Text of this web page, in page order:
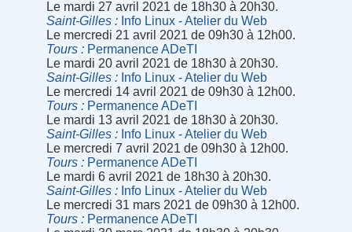
Le mardi 27 avril 2021 de 18h30 à 20h30.
Saint-Gilles
Info Linux - Atelier du Web
Le mercredi 21 avril 2021 de 09h30 à 12h00.
Tours
Permanence ADeTI
Le mardi 20 avril 2021 de 18h30 à 20h30.
Saint-Gilles
Info Linux - Atelier du Web
Le mercredi 14 avril 2021 de 09h30 à 12h00.
Tours
Permanence ADeTI
Le mardi 13 avril 2021 de 18h30 à 20h30.
Saint-Gilles
Info Linux - Atelier du Web
Le mercredi 7 avril 2021 de 09h30 à 12h00.
Tours
Permanence ADeTI
Le mardi 6 avril 2021 de 18h30 à 20h30.
Saint-Gilles
Info Linux - Atelier du Web
Le mercredi 31 mars 2021 de 09h30 à 12h00.
Tours
Permanence ADeTI